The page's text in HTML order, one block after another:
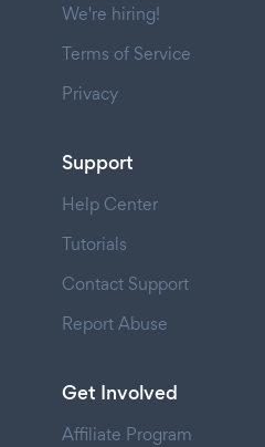
We're hiring!
Terms of Service
Privacy
Support
Help Center
Tutorials
Contact Support
Report Abuse
Get Involved
Affiliate Program